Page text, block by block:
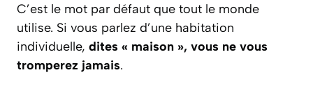
C’est le mot par défaut que tout le monde
utilise. Si vous parlez d’une habitation
individuelle, dites « maison », vous ne vous
tromperez jamais.